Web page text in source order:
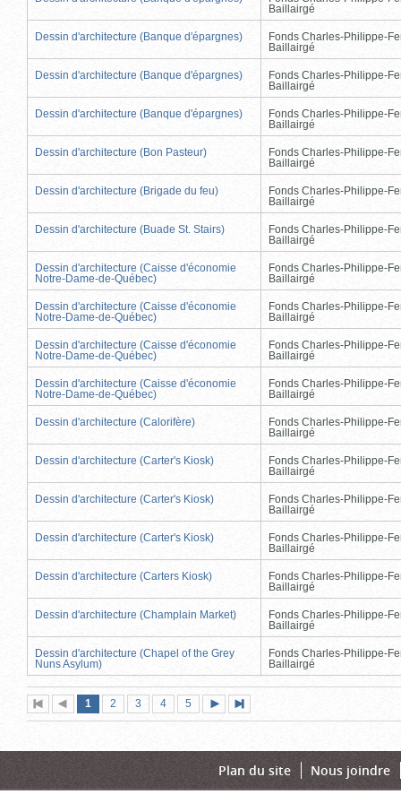
Baillairgé
Dessin d'architecture (Banque d'épargnes)
Fonds Charles-Philippe-
Baillairgé
Dessin d'architecture (Banque d'épargnes)
Fonds Charles-Philippe-
Baillairgé
Dessin d'architecture (Banque d'épargnes)
Fonds Charles-Philippe-
Baillairgé
Dessin d'architecture (Bon Pasteur)
Fonds Charles-Philippe-
Baillairgé
Dessin d'architecture (Brigade du feu)
Fonds Charles-Philippe-
Baillairgé
Dessin d'architecture (Buade St. Stairs)
Fonds Charles-Philippe-
Baillairgé
Dessin d'architecture (Caisse d'économie
Notre-Dame-de-Québec)
Fonds Charles-Philippe-
Baillairgé
Dessin d'architecture (Caisse d'économie
Notre-Dame-de-Québec)
Fonds Charles-Philippe-
Baillairgé
Dessin d'architecture (Caisse d'économie
Notre-Dame-de-Québec)
Fonds Charles-Philippe-
Baillairgé
Dessin d'architecture (Caisse d'économie
Notre-Dame-de-Québec)
Fonds Charles-Philippe-
Baillairgé
Dessin d'architecture (Calorifère)
Fonds Charles-Philippe-
Baillairgé
Dessin d'architecture (Carter's Kiosk)
Fonds Charles-Philippe-
Baillairgé
Dessin d'architecture (Carter's Kiosk)
Fonds Charles-Philippe-
Baillairgé
Dessin d'architecture (Carter's Kiosk)
Fonds Charles-Philippe-
Baillairgé
Dessin d'architecture (Carters Kiosk)
Fonds Charles-Philippe-
Baillairgé
Dessin d'architecture (Champlain Market)
Fonds Charles-Philippe-
Baillairgé
Dessin d'architecture (Chapel of the Grey
Nuns Asylum)
Fonds Charles-Philippe-
Baillairgé
Première
page
Page
précédente
Page
1 (page
actuelle)
Page
2 Page
3 Page
4 Page
5
suivante
page
Plan du site Nous joindre